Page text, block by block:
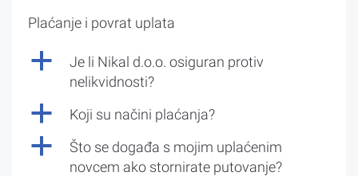
Plaćanje i povrat uplata
a
Je li Nikal d.o.o. osiguran protiv
nelikvidnosti?
a Koji su načini plaćanja?
a
Što se događa s mojim uplaćenim
novcem ako stornirate putovanje?